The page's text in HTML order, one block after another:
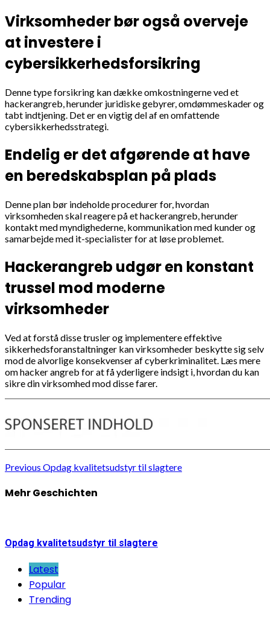
Virksomheder bør også overveje
at investere i
cybersikkerhedsforsikring
Denne type forsikring kan dække omkostningerne ved et
hackerangreb, herunder juridiske gebyrer, omdømmeskader og
tabt indtjening. Det er en vigtig del af en omfattende
cybersikkerhedsstrategi.
Endelig er det afgørende at have
en beredskabsplan på plads
Denne plan bør indeholde procedurer for, hvordan
virksomheden skal reagere på et hackerangreb, herunder
kontakt med myndighederne, kommunikation med kunder og
samarbejde med it-specialister for at løse problemet.
Hackerangreb udgør en konstant
trussel mod moderne
virksomheder
Ved at forstå disse trusler og implementere effektive
sikkerhedsforanstaltninger kan virksomheder beskytte sig selv
mod de alvorlige konsekvenser af cyberkriminalitet. Læs mere
om hacker angreb for at få yderligere indsigt i, hvordan du kan
sikre din virksomhed mod disse farer.
Continue
Reading
Previous Opdag kvalitetsudstyr til slagtere
Mehr Geschichten
Opdag kvalitetsudstyr til slagtere
Latest
Popular
Trending